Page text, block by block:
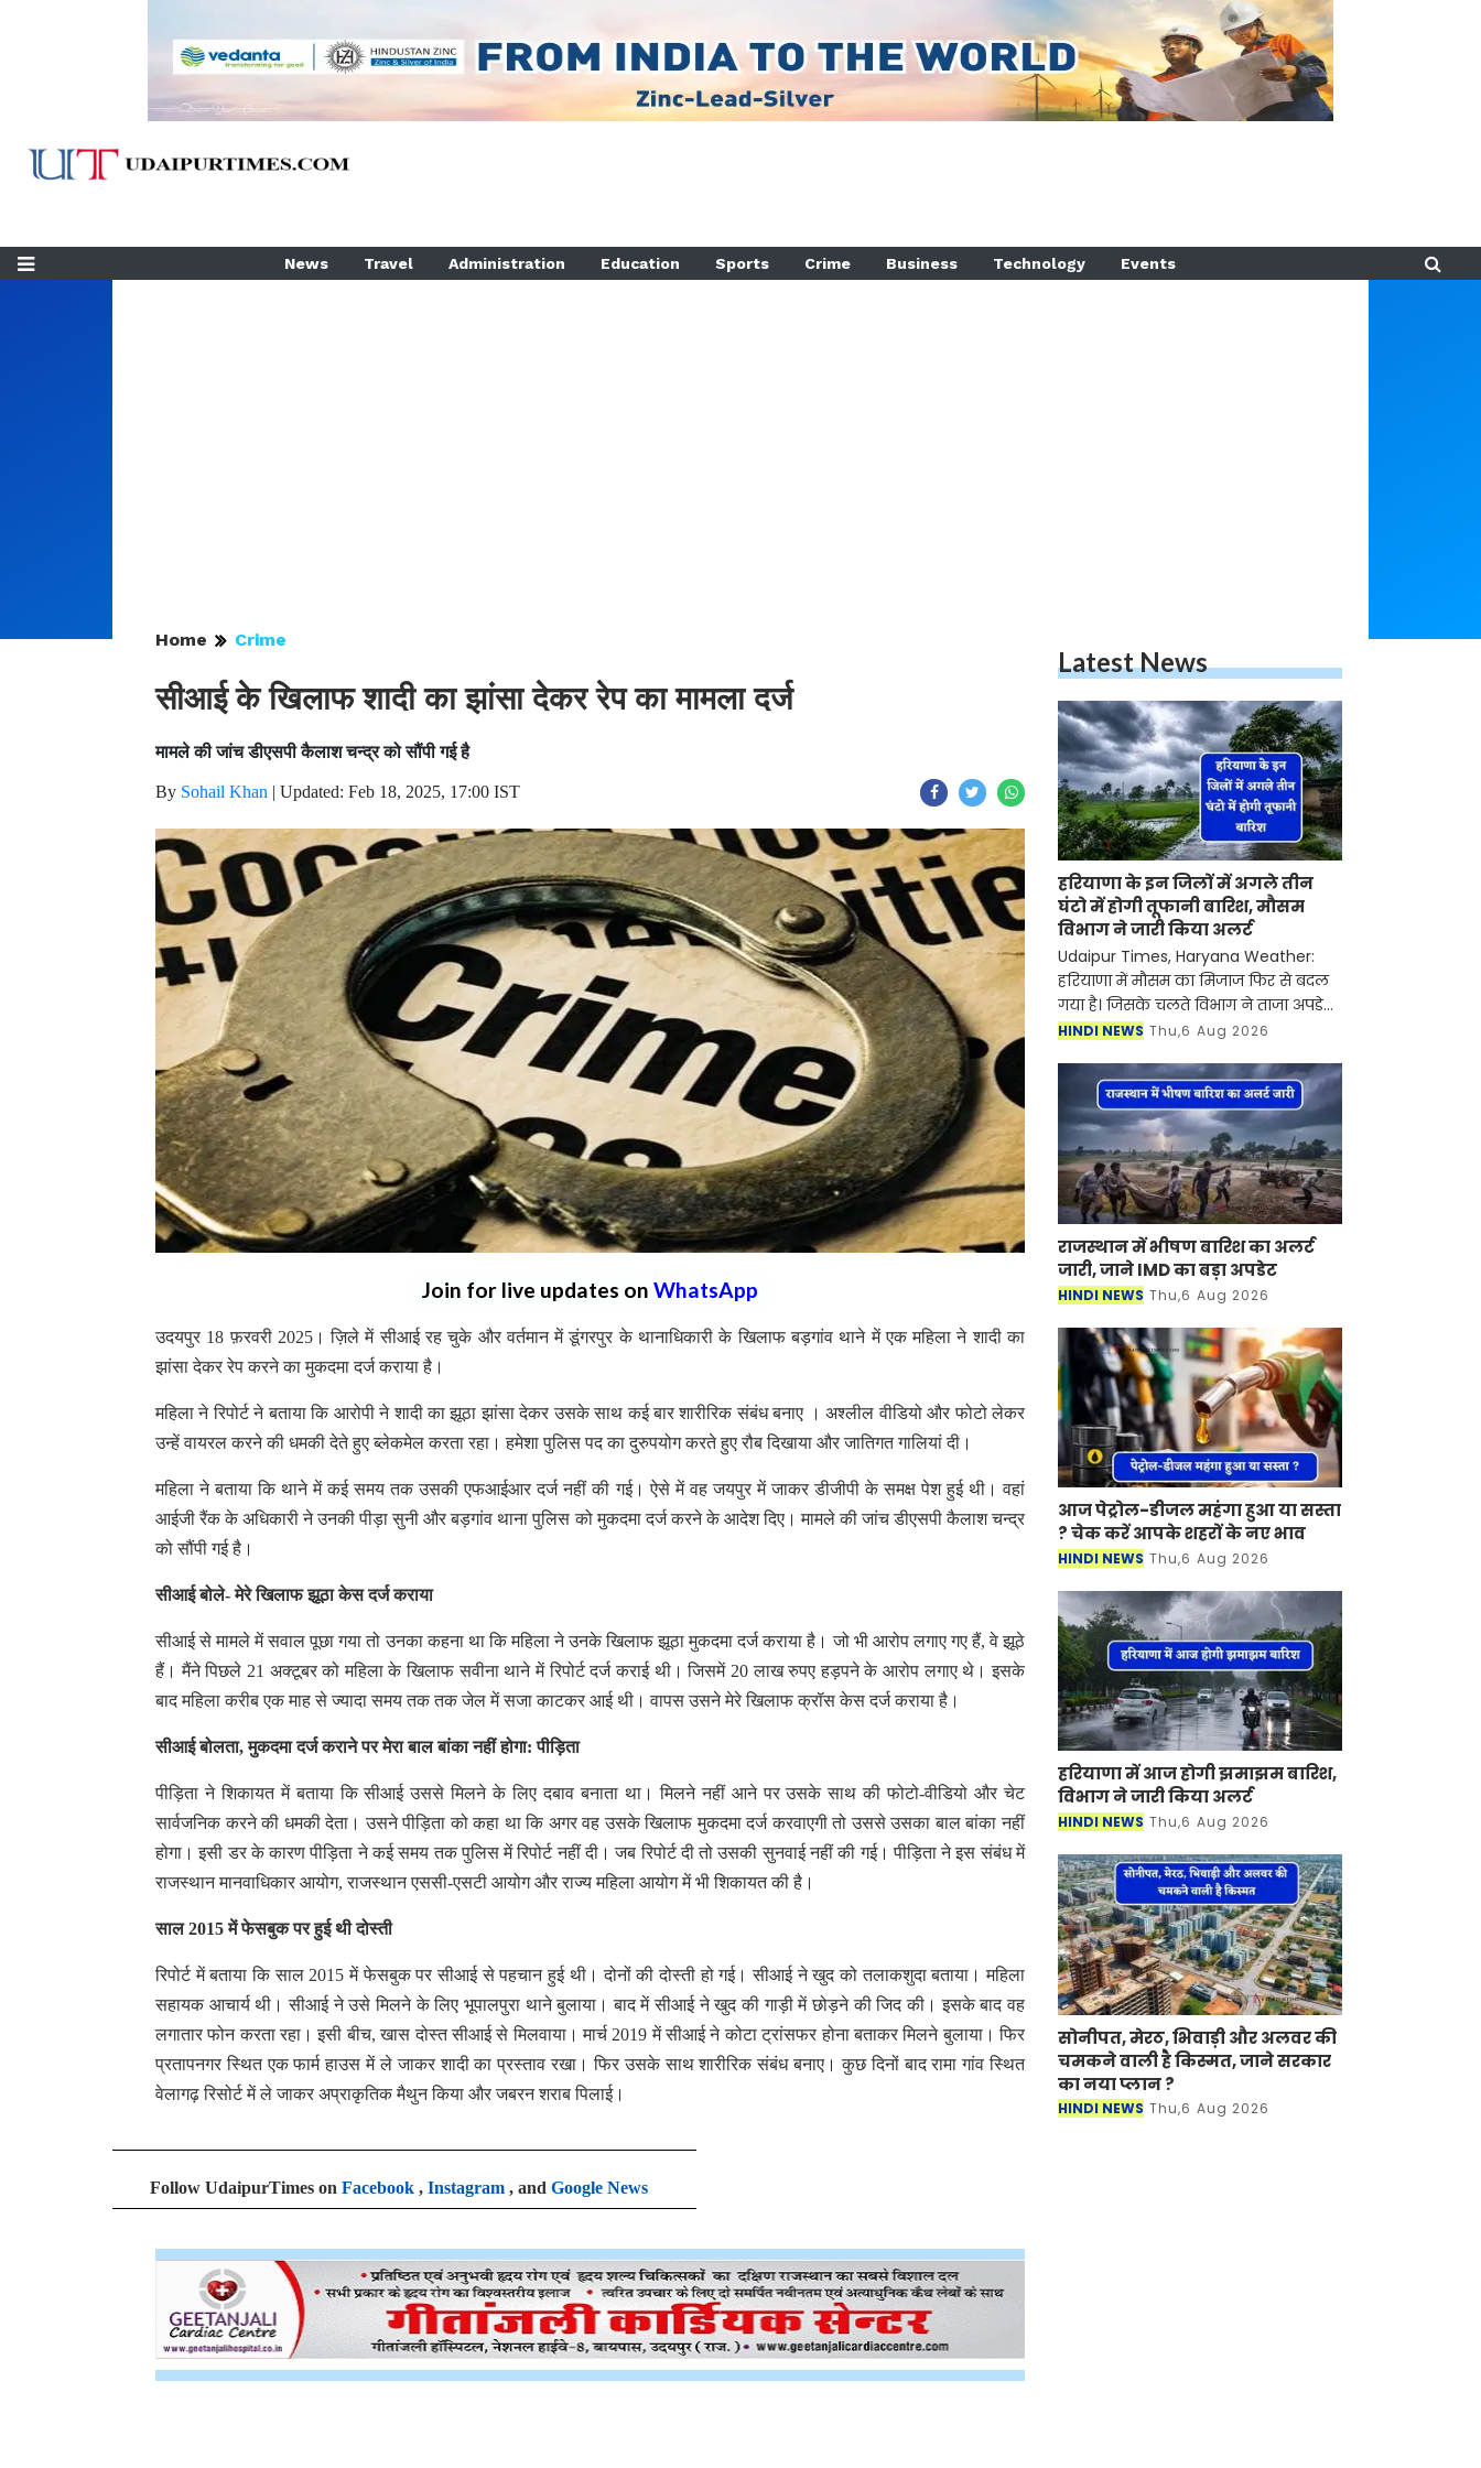
News Travel Administration Education Sports Crime Business Technology Events
Home Crime
सीआई के खिलाफ शादी का झांसा देकर रेप का मामला दर्ज
मामले की जांच डीएसपी कैलाश चन्द्र को सौंपी गई है
By Sohail Khan | Updated: Feb 18, 2025, 17:00 IST
Join for live updates on WhatsApp
उदयपुर 18 फ़रवरी 2025। ज़िले में सीआई रह चुके और वर्तमान में डूंगरपुर के थानाधिकारी के खिलाफ बड़गांव थाने में एक महिला ने शादी का
झांसा देकर रेप करने का मुकदमा दर्ज कराया है।
महिला ने रिपोर्ट ने बताया कि आरोपी ने शादी का झूठा झांसा देकर उसके साथ कई बार शारीरिक संबंध बनाए । अश्लील वीडियो और फोटो लेकर
उन्हें वायरल करने की धमकी देते हुए ब्लेकमेल करता रहा। हमेशा पुलिस पद का दुरुपयोग करते हुए रौब दिखाया और जातिगत गालियां दी।
महिला ने बताया कि थाने में कई समय तक उसकी एफआईआर दर्ज नहीं की गई। ऐसे में वह जयपुर में जाकर डीजीपी के समक्ष पेश हुई थी। वहां
आईजी रैंक के अधिकारी ने उनकी पीड़ा सुनी और बड़गांव थाना पुलिस को मुकदमा दर्ज करने के आदेश दिए। मामले की जांच डीएसपी कैलाश चन्द्र
को सौंपी गई है।
सीआई बोले- मेरे खिलाफ झूठा केस दर्ज कराया
सीआई से मामले में सवाल पूछा गया तो उनका कहना था कि महिला ने उनके खिलाफ झूठा मुकदमा दर्ज कराया है। जो भी आरोप लगाए गए हैं, वे झूठे
हैं। मैंने पिछले 21 अक्टूबर को महिला के खिलाफ सवीना थाने में रिपोर्ट दर्ज कराई थी। जिसमें 20 लाख रुपए हड़पने के आरोप लगाए थे। इसके
बाद महिला करीब एक माह से ज्यादा समय तक तक जेल में सजा काटकर आई थी। वापस उसने मेरे खिलाफ क्रॉस केस दर्ज कराया है।
सीआई बोलता, मुकदमा दर्ज कराने पर मेरा बाल बांका नहीं होगा: पीड़िता
पीड़िता ने शिकायत में बताया कि सीआई उससे मिलने के लिए दबाव बनाता था। मिलने नहीं आने पर उसके साथ की फोटो-वीडियो और चेट
सार्वजनिक करने की धमकी देता। उसने पीड़िता को कहा था कि अगर वह उसके खिलाफ मुकदमा दर्ज करवाएगी तो उससे उसका बाल बांका नहीं
होगा। इसी डर के कारण पीड़िता ने कई समय तक पुलिस में रिपोर्ट नहीं दी। जब रिपोर्ट दी तो उसकी सुनवाई नहीं की गई। पीड़िता ने इस संबंध में
राजस्थान मानवाधिकार आयोग, राजस्थान एससी-एसटी आयोग और राज्य महिला आयोग में भी शिकायत की है।
साल 2015 में फेसबुक पर हुई थी दोस्ती
रिपोर्ट में बताया कि साल 2015 में फेसबुक पर सीआई से पहचान हुई थी। दोनों की दोस्ती हो गई। सीआई ने खुद को तलाकशुदा बताया। महिला
सहायक आचार्य थी। सीआई ने उसे मिलने के लिए भूपालपुरा थाने बुलाया। बाद में सीआई ने खुद की गाड़ी में छोड़ने की जिद की। इसके बाद वह
लगातार फोन करता रहा। इसी बीच, खास दोस्त सीआई से मिलवाया। मार्च 2019 में सीआई ने कोटा ट्रांसफर होना बताकर मिलने बुलाया। फिर
प्रतापनगर स्थित एक फार्म हाउस में ले जाकर शादी का प्रस्ताव रखा। फिर उसके साथ शारीरिक संबंध बनाए। कुछ दिनों बाद रामा गांव स्थित
वेलागढ़ रिसोर्ट में ले जाकर अप्राकृतिक मैथुन किया और जबरन शराब पिलाई।
Follow UdaipurTimes on Facebook , Instagram , and Google News
Latest News
हरियाणा के इन जिलों में अगले तीन
घंटो में होगी तूफानी बारिश, मौसम
विभाग ने जारी किया अलर्ट
Udaipur Times, Haryana Weather:
हरियाणा में मौसम का मिजाज फिर से बदल
गया है। जिसके चलते विभाग ने ताजा अपडेट
जारी की है। मौसम विभाग ने जानकारी दी है
में तेज हव
HINDI NEWS Thu,6 Aug 2026
राजस्थान में भीषण बारिश का अलर्ट
जारी, जाने IMD का बड़ा अपडेट
HINDI NEWS Thu,6 Aug 2026
आज पेट्रोल-डीजल महंगा हुआ या सस्ता
? चेक करें आपके शहरों के नए भाव
HINDI NEWS Thu,6 Aug 2026
हरियाणा में आज होगी झमाझम बारिश,
विभाग ने जारी किया अलर्ट
HINDI NEWS Thu,6 Aug 2026
सोनीपत, मेरठ, भिवाड़ी और अलवर की
चमकने वाली है किस्मत, जाने सरकार
का नया प्लान ?
HINDI NEWS Thu,6 Aug 2026